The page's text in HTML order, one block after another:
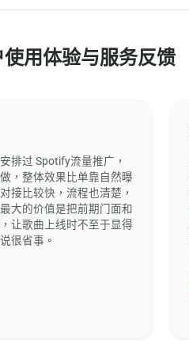
使用体验与服务反馈
排过 Spotify流量推广，
，整体效果比单靠自然曝
接比较快，流程也清楚，
大的价值是把前期门面和
让歌曲上线时不至于显得
很省事。